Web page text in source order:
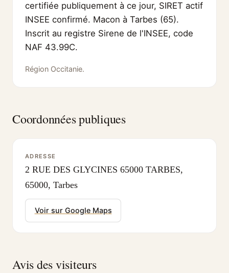
certifiée publiquement à ce jour, SIRET actif
INSEE confirmé. Macon à Tarbes (65).
Inscrit au registre Sirene de l'INSEE, code
NAF 43.99C.
Région Occitanie.
Coordonnées publiques
ADRESSE
2 RUE DES GLYCINES 65000 TARBES,
65000, Tarbes
Voir sur Google Maps
Avis des visiteurs